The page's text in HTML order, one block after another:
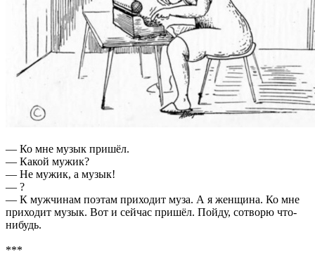
— Ко мне музык пришёл.
— Какой мужик?
— Не мужик, а музык!
— ?
— К мужчинам поэтам приходит муза. А я женщина. Ко мне
приходит музык. Вот и сейчас пришёл. Пойду, сотворю что-
нибудь.
***